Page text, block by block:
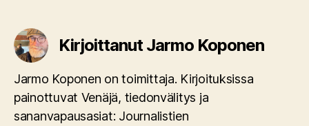
Kirjoittanut Jarmo Koponen
Jarmo Koponen on toimittaja. Kirjoituksissa
painottuvat Venäjä, tiedonvälitys ja
sananvapausasiat: Journalistien